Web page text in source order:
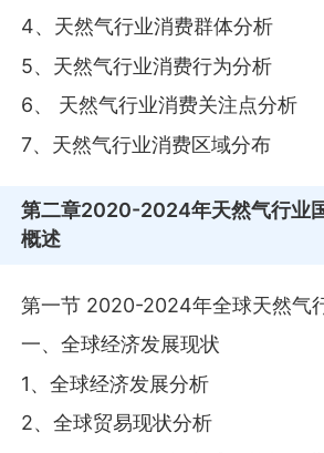
4、天然气行业消费群体分析
5、天然气行业消费行为分析
6、 天然气行业消费关注点分析
7、天然气行业消费区域分布
第二章2020-2024年天然气行业
概述
第一节 2020-2024年全球天然气
一、全球经济发展现状
1、全球经济发展分析
2、全球贸易现状分析